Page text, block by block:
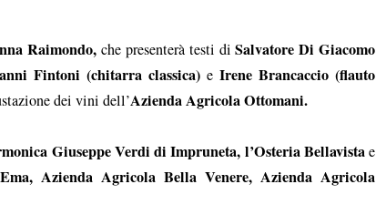
Raimondo, che presenterà testi diSalvatore Di Giacomo
Fintoni (chitarra classica)eIrene Brancaccio (flauto
dei vini dell’Azienda Agricola Ottomani.
Giuseppe Verdi di Impruneta, l’Osteria Bellavistae
Azienda Agricola Bella Venere, Azienda Agricola